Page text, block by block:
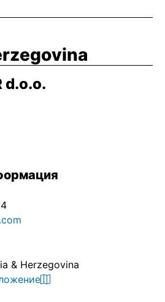
d.o.o.
& Herzegovina